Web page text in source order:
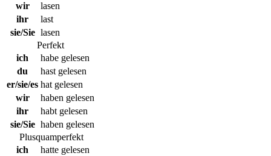
wir
lasen
ihr
last
sie/Sie lasen
Perfekt
ich
habe gelesen
du
hast gelesen
er/sie/es hat gelesen
wir
haben gelesen
ihr
habt gelesen
sie/Sie haben gelesen
Plusquamperfekt
ich
hatte gelesen